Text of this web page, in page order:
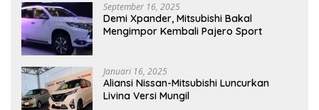
September 16, 2025
Demi Xpander, Mitsubishi Bakal
Mengimpor Kembali Pajero Sport
Januari 16, 2025
Aliansi Nissan-Mitsubishi Luncurkan
Livina Versi Mungil